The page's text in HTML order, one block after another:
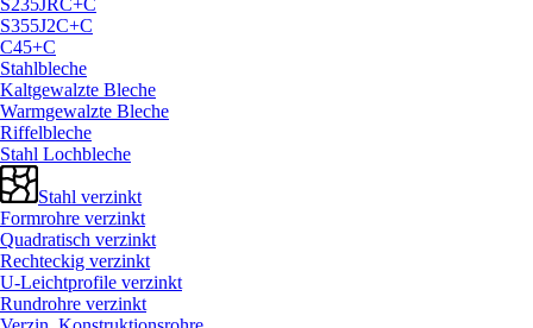
S235JRC+C
S355J2C+C
C45+C
Stahlbleche
Kaltgewalzte Bleche
Warmgewalzte Bleche
Riffelbleche
Stahl Lochbleche
Stahl verzinkt
Formrohre verzinkt
Quadratisch verzinkt
Rechteckig verzinkt
U-Leichtprofile verzinkt
Rundrohre verzinkt